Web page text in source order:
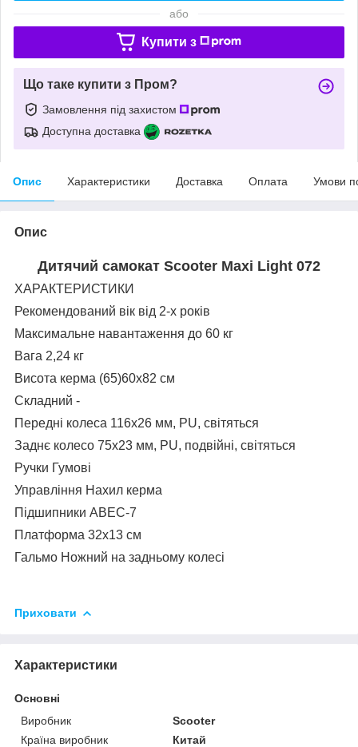
або
Купити з
Що таке купити з Пром?
Замовлення під захистом
Доступна доставка
Опис Характеристики Доставка Оплата Умови
Опис
Дитячий самокат Scooter Maxi Light 072
ХАРАКТЕРИСТИКИ
Рекомендований вік від 2-х років
Максимальне навантаження до 60 кг
Вага 2,24 кг
Висота керма (65)60х82 см
Складний -
Передні колеса 116х26 мм, PU, світяться
Заднє колесо 75х23 мм, PU, подвійні, світяться
Ручки Гумові
Управління Нахил керма
Підшипники ABEC-7
Платформа 32х13 см
Гальмо Ножний на задньому колесі
Приховати
Характеристики
Основні
Виробник
Scooter
Країна виробник
Китай